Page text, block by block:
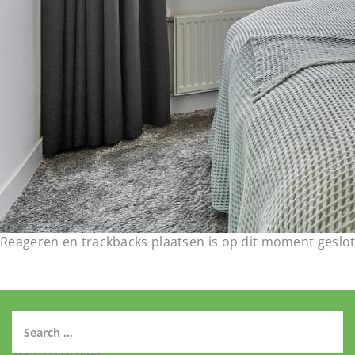
Reageren en trackbacks plaatsen is op dit moment